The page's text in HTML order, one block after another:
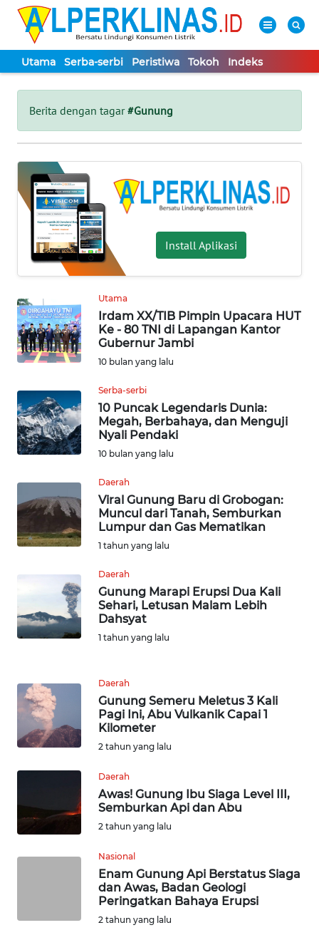
Utama Serba-serbi Peristiwa Tokoh Indeks
Berita dengan tagar#Gunung
Install Aplikasi
Utama
Irdam XX/TIB Pimpin Upacara HUT
Ke - 80 TNI di Lapangan Kantor
Gubernur Jambi
10 bulan yang lalu
Serba-serbi
10 Puncak Legendaris Dunia:
Megah, Berbahaya, dan Menguji
Nyali Pendaki
10 bulan yang lalu
Daerah
Viral Gunung Baru di Grobogan:
Muncul dari Tanah, Semburkan
Lumpur dan Gas Mematikan
1 tahun yang lalu
Daerah
Gunung Marapi Erupsi Dua Kali
Sehari, Letusan Malam Lebih
Dahsyat
1 tahun yang lalu
Daerah
Gunung Semeru Meletus 3 Kali
Pagi Ini, Abu Vulkanik Capai 1
Kilometer
2 tahun yang lalu
Daerah
Awas! Gunung Ibu Siaga Level III,
Semburkan Api dan Abu
2 tahun yang lalu
Nasional
Enam Gunung Api Berstatus Siaga
dan Awas, Badan Geologi
Peringatkan Bahaya Erupsi
2 tahun yang lalu
Tutup
UTAMA
SERBA-
SERBI
PERISTIWA
TOKOH
Informasi
INDEKS
BERITA
KONTAK
KAMI
INFO
TENTANG
KAMI
MEDIA
REDAKSI
DISCLAIMER
Wahana
Regional
SUMUT
WN
JABAR